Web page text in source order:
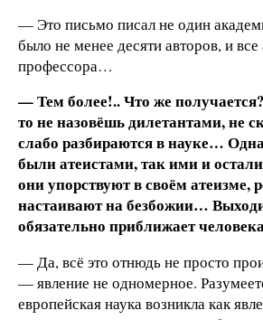
— Это письмо писал не один
было не менее десяти авторов, и
профессора…
— Тем более!.. Что же
то не назовёшь дилетантами, не
слабо разбираются в науке…
были атеистами, так ими и
они упорствуют в своём атеизме,
настаивают на безбожии…
обязательно приближает
— Да, всё это отнюдь не просто
— явление не одномерное.
европейская наука возникла как